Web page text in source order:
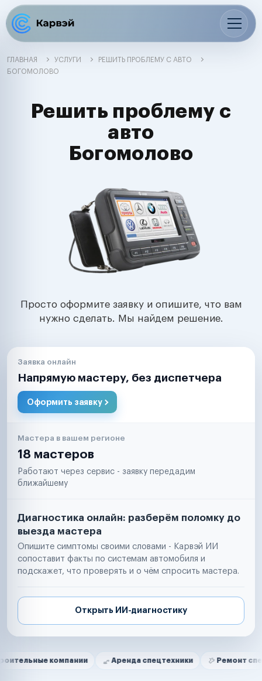
ГЛАВНАЯ УСЛУГИ
РЕШИТЬ ПРОБЛЕМУ С АВТО
БОГОМОЛОВО
Решить проблему с
авто
Богомолово
Просто оформите заявку и опишите, что вам
нужно сделать. Мы найдем решение.
Заявка онлайн
Напрямую мастеру, без диспетчера
Оформить заявку
Мастера в вашем регионе
18 мастеров
Работают через сервис - заявку передадим
ближайшему
Диагностика онлайн: разберём поломку до
выезда мастера
Опишите симптомы своими словами - Карвэй ИИ
сопоставит факты по системам автомобиля и
подскажет, что проверять и о чём спросить мастера.
Открыть ИИ-диагностику
Нам доверяют
компании Аренда спецтехники Ремонт спецтехники
Маркетплейсы